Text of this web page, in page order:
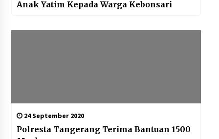
Anak Yatim Kepada Warga Kebonsari
24 September 2020
Polresta Tangerang Terima Bantuan 1500